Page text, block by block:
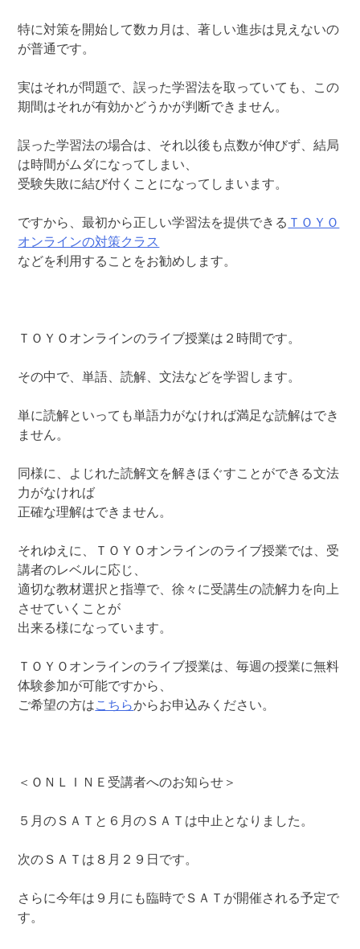
特に対策を開始して数カ月は、著しい進歩は見えないの
が普通です。
実はそれが問題で、誤った学習法を取っていても、この
期間はそれが有効かどうかが判断できません。
誤った学習法の場合は、それ以後も点数が伸びず、結局
は時間がムダになってしまい、
受験失敗に結び付くことになってしまいます。
ですから、最初から正しい学習法を提供できる ＴＯＹＯ
オンラインの対策クラス
などを利用することをお勧めします。
ＴＯＹＯオンラインのライブ授業は２時間です。
その中で、単語、読解、文法などを学習します。
単に読解といっても単語力がなければ満足な読解はでき
ません。
同様に、よじれた読解文を解きほぐすことができる文法
力がなければ
正確な理解はできません。
それゆえに、ＴＯＹＯオンラインのライブ授業では、受
講者のレベルに応じ、
適切な教材選択と指導で、徐々に受講生の読解力を向上
させていくことが
出来る様になっています。
ＴＯＹＯオンラインのライブ授業は、毎週の授業に無料
体験参加が可能ですから、
ご希望の方はこちらからお申込みください。
＜ＯＮＬＩＮＥ受講者へのお知らせ＞
５月のＳＡＴと６月のＳＡＴは中止となりました。
次のＳＡＴは８月２９日です。
さらに今年は９月にも臨時でＳＡＴが開催される予定で
す。